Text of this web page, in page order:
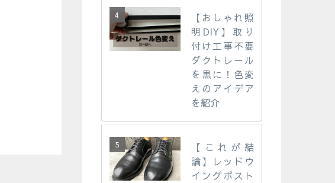
【おしゃれ照
明DIY】取り
付け工事不要
ダクトレール
を黒に！色変
えのアイデア
を紹介
【これが結
論】レッドウ
イングポスト